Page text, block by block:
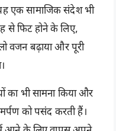
एक सामाजिक संदेश भी
से फिट होने के लिए,
वजन बढ़ाया और पूरी
का भी सामना किया और
को पसंद करती हैं।